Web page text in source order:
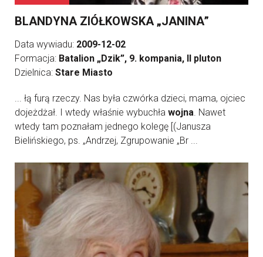
BLANDYNA ZIÓŁKOWSKA „JANINA”
Data wywiadu: 2009-12-02
Formacja: Batalion „Dzik”, 9. kompania, II pluton
Dzielnica: Stare Miasto
... łą furą rzeczy. Nas była czwórka dzieci, mama, ojciec
dojeżdżał. I wtedy właśnie wybuchła wojna. Nawet
wtedy tam poznałam jednego kolegę [(Janusza
Bielińskiego, ps. „Andrzej, Zgrupowanie „Br ...